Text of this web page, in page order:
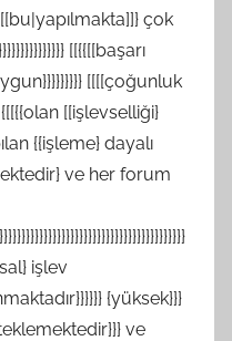
çok
[[{{[[başarı
[[[[çoğunluk
[[işlevselliği}
{{işleme} dayalı
ve her forum
işlev
{yüksek}}}
ve